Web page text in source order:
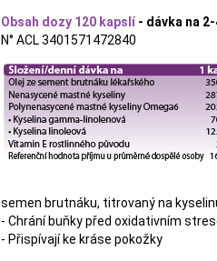
Obsah dozy 120 kapslí - dávka na
N° ACL 3401571472840
semen brutnáku, titrovaný na
- Chrání buňky před oxidativním
- Přispívají ke kráse pokožky